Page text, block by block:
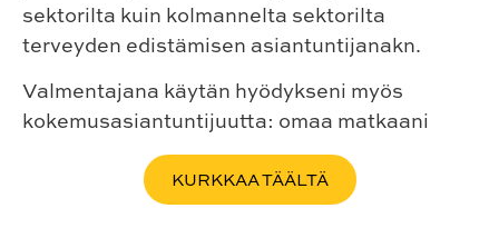
sektorilta kuin kolmannelta sektorilta
terveyden edistämisen asiantuntijanakn.
Valmentajana käytän hyödykseni myös
kokemusasiantuntijuutta: omaa matkaani
KURKKAA TÄÄLTÄ